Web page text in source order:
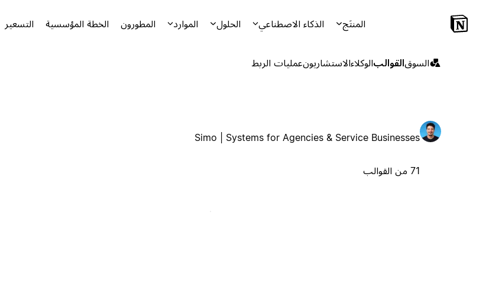
المنتَج الذكاء الاصطناعي الحلول الموارد المطورون الخطة المؤسسية التسعير
السوقالقوالبالوكلاءالاستشاريونعمليات الربط
Simo | Systems for Agencies & Service Businesses
71 من القوالب